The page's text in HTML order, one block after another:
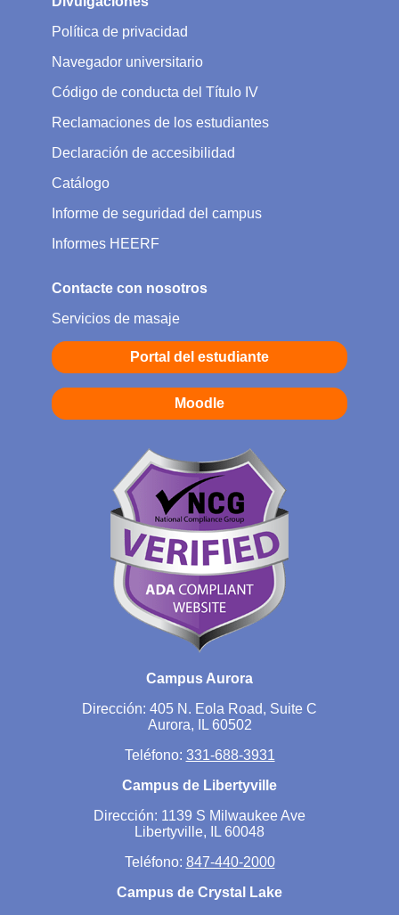
Política de privacidad
Navegador universitario
Código de conducta del Título IV
Reclamaciones de los estudiantes
Declaración de accesibilidad
Catálogo
Informe de seguridad del campus
Informes HEERF
Contacte con nosotros
Servicios de masaje
Portal del estudiante
Moodle
Campus Aurora
Dirección: 405 N. Eola Road, Suite C
Aurora, IL 60502
Teléfono: 331-688-3931
Campus de Libertyville
Dirección: 1139 S Milwaukee Ave
Libertyville, IL 60048
Teléfono: 847-440-2000
Campus de Crystal Lake